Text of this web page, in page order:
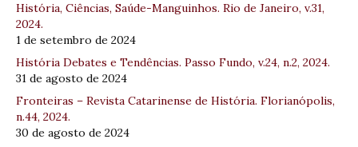
História, Ciências, Saúde-Manguinhos. Rio de Janeiro, v.31,
2024.
1 de setembro de 2024
História Debates e Tendências. Passo Fundo, v.24, n.2, 2024.
31 de agosto de 2024
Fronteiras – Revista Catarinense de História. Florianópolis,
n.44, 2024.
30 de agosto de 2024